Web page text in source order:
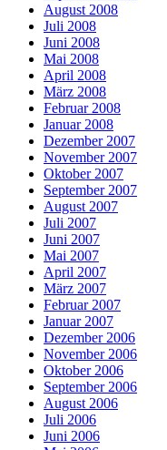
August 2008
Juli 2008
Juni 2008
Mai 2008
April 2008
März 2008
Februar 2008
Januar 2008
Dezember 2007
November 2007
Oktober 2007
September 2007
August 2007
Juli 2007
Juni 2007
Mai 2007
April 2007
März 2007
Februar 2007
Januar 2007
Dezember 2006
November 2006
Oktober 2006
September 2006
August 2006
Juli 2006
Juni 2006